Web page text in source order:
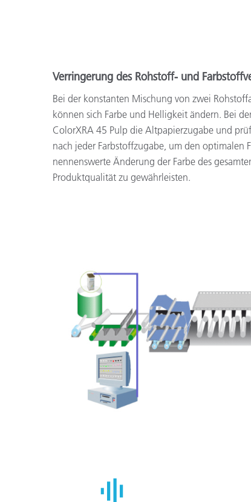
Verringerung des Rohstoff- und
Bei der konstanten Mischung von zwei
können sich Farbe und Helligkeit ändern. Bei
ColorXRA 45 Pulp die Altpapierzugabe und
nach jeder Farbstoffzugabe, um den optimalen
nennenswerte Änderung der Farbe des
Produktqualität zu gewährleisten.